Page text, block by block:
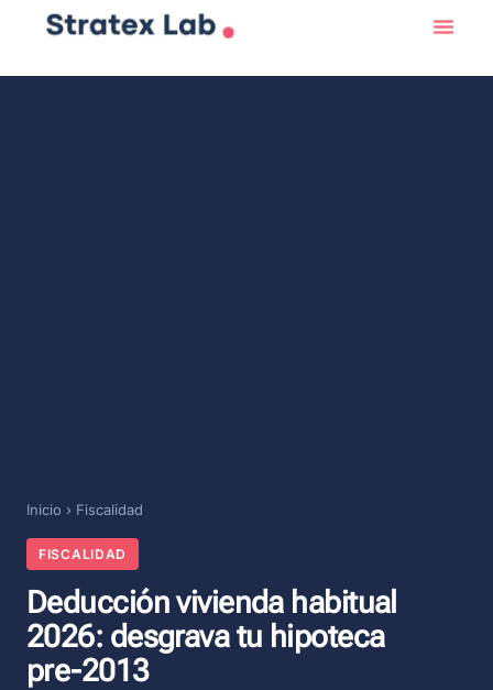
Inicio › Fiscalidad
FISCALIDAD
Deducción vivienda habitual
2026: desgrava tu hipoteca
pre-2013